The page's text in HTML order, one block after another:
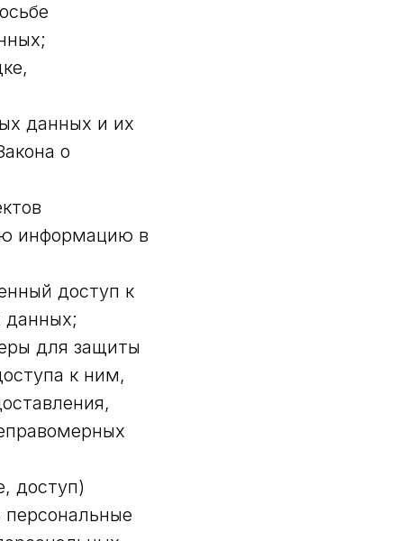
данных и их
о
информацию в
доступ к
данных;
для защиты
к ним,
доступ)